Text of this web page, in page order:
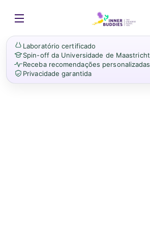
InnerBuddies
Laboratório certificado
Spin-off da Universidade de Maastricht
Receba recomendações personalizadas
Privacidade garantida